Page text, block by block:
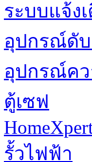
ระบบแจ้ง
อุปกรณ์ดับ
อุปกรณ์ค
ตู้เซฟ
รั้วไฟฟ้า